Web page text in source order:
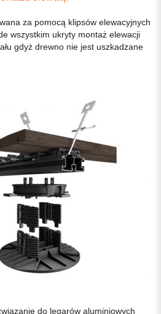
za pomocą klipsów elewacyjnych
wszystkim ukryty montaż elewacji
gdyż drewno nie jest uszkadzane
do legarów aluminiowych